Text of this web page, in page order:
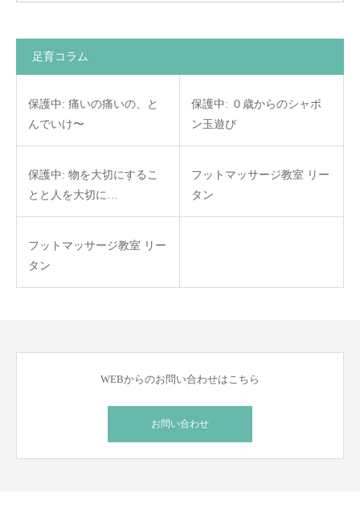
足育コラム
保護中: 痛いの痛いの、と
んでいけ〜
保護中: ０歳からのシャボ
ン玉遊び
保護中: 物を大切にするこ
とと人を大切に…
フットマッサージ教室 リー
タン
フットマッサージ教室 リー
タン
WEBからのお問い合わせはこちら
お問い合わせ